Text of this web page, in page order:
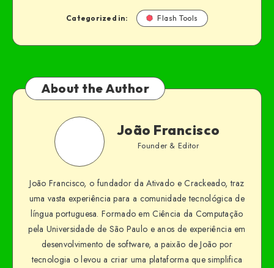
Categorized in: Flash Tools
About the Author
João Francisco
Founder & Editor
João Francisco, o fundador da Ativado e Crackeado, traz
uma vasta experiência para a comunidade tecnológica de
língua portuguesa. Formado em Ciência da Computação
pela Universidade de São Paulo e anos de experiência em
desenvolvimento de software, a paixão de João por
tecnologia o levou a criar uma plataforma que simplifica